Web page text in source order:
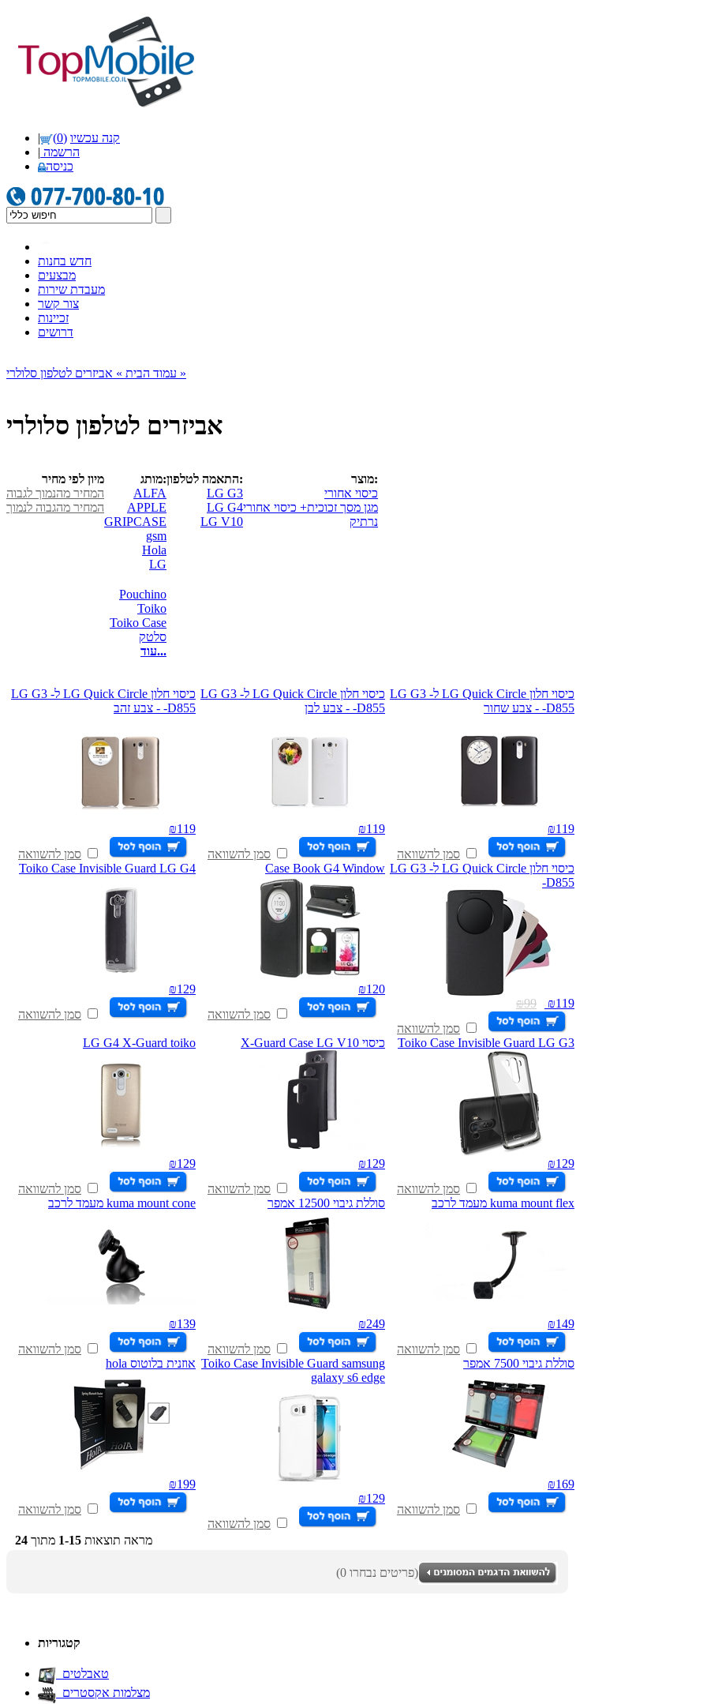
| קנה עכשיו (0)
| הרשמה
כניסה
חדש בחנות
מבצעים
מעבדת שירות
צור קשר
זכיינות
דרושים
עמוד הבית » אביזרים לטלפון סלולרי »
אביזרים לטלפון סלולרי
מיון לפי מחיר
המחיר מהנמוך לגבוה
המחיר מהגבוה לנמוך
מותג:
ALFA
APPLE
GRIPCASE
gsm
Hola
LG
Pouchino
Toiko
Toiko Case
סלטק
עוד...
התאמה לטלפון:
LG G3
LG G4
LG V10
מוצר:
כיסוי אחורי
מגן מסך זכוכית+ כיסוי אחורי
נרתיק
כיסוי חלון LG Quick Circle ל- LG G3
-D855 - צבע שחור
₪119
סמן להשוואה
כיסוי חלון LG Quick Circle ל- LG G3
-D855 - צבע לבן
₪119
סמן להשוואה
כיסוי חלון LG Quick Circle ל- LG G3
-D855 - צבע זהב
₪119
סמן להשוואה
כיסוי חלון LG Quick Circle ל- LG G3
-D855
₪119
₪99
סמן להשוואה
Case Book G4 Window
₪120
סמן להשוואה
Toiko Case Invisible Guard LG G4
₪129
סמן להשוואה
Toiko Case Invisible Guard LG G3
₪129
סמן להשוואה
כיסוי X-Guard Case LG V10
₪129
סמן להשוואה
LG G4 X-Guard toiko
₪129
סמן להשוואה
kuma mount flex מעמד לרכב
₪149
סמן להשוואה
סוללת גיבוי 12500 אמפר
₪249
סמן להשוואה
kuma mount cone מעמד לרכב
₪139
סמן להשוואה
סוללת גיבוי 7500 אמפר
₪169
סמן להשוואה
Toiko Case Invisible Guard samsung
galaxy s6 edge
₪129
סמן להשוואה
אוזנית בלוטוס hola
₪199
סמן להשוואה
מראה תוצאות 1-15 מתוך 24
(0 פריטים נבחרו)
קטגוריות
טאבלטים
מצלמות אקסטרים